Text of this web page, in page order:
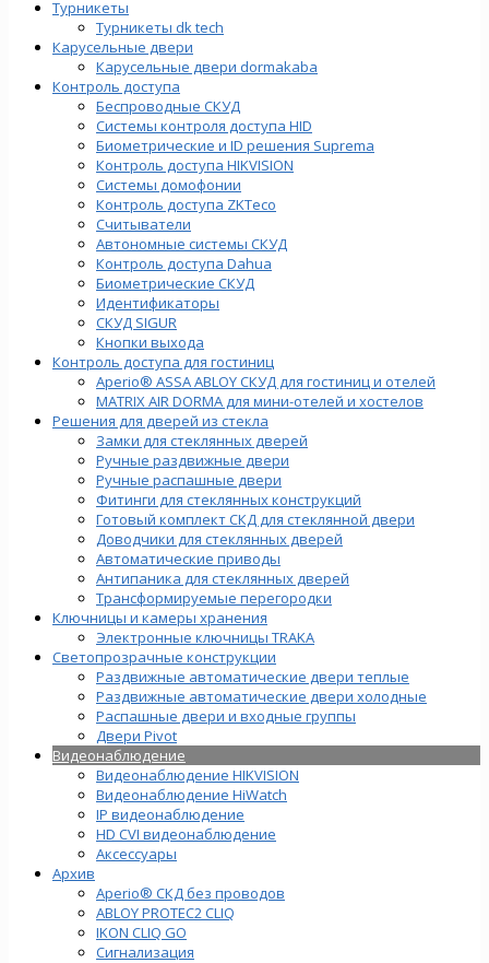
Турникеты
Турникеты dk tech
Карусельные двери
Карусельные двери dormakaba
Контроль доступа
Беспроводные СКУД
Системы контроля доступа HID
Биометрические и ID решения Suprema
Контроль доступа HIKVISION
Системы домофонии
Контроль доступа ZKTeco
Считыватели
Автономные системы СКУД
Контроль доступа Dahua
Биометрические СКУД
Идентификаторы
СКУД SIGUR
Кнопки выхода
Контроль доступа для гостиниц
Aperio® ASSA ABLOY СКУД для гостиниц и отелей
MATRIX AIR DORMA для мини-отелей и хостелов
Решения для дверей из стекла
Замки для стеклянных дверей
Ручные раздвижные двери
Ручные распашные двери
Фитинги для стеклянных конструкций
Готовый комплект СКД для стеклянной двери
Доводчики для стеклянных дверей
Автоматические приводы
Антипаника для стеклянных дверей
Трансформируемые перегородки
Ключницы и камеры хранения
Электронные ключницы TRAKA
Светопрозрачные конструкции
Раздвижные автоматические двери теплые
Раздвижные автоматические двери холодные
Распашные двери и входные группы
Двери Pivot
Видеонаблюдение
Видеонаблюдение HIKVISION
Видеонаблюдение HiWatch
IP видеонаблюдение
HD CVI видеонаблюдение
Аксессуары
Архив
Aperio® СКД без проводов
ABLOY PROTEC2 CLIQ
IKON CLIQ GO
Сигнализация